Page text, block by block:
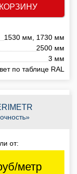
1530 мм, 1730 мм
2500 мм
3 мм
по таблице RAL
от:
метр